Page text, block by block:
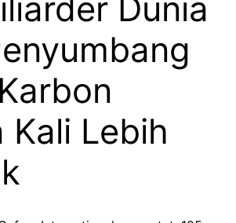
Dunia
Kali Lebih